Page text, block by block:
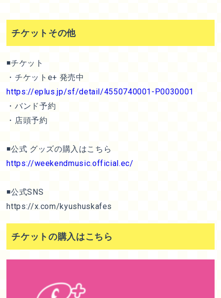
チケットその他
◾️チケット
・チケットe+ 発売中
https://eplus.jp/sf/detail/4550740001-P0030001
・バンド予約
・店頭予約
◾️公式 グッズの購入はこちら
https://weekendmusic.official.ec/
◾️公式SNS
https://x.com/kyushuskafes
チケットの購入はこちら